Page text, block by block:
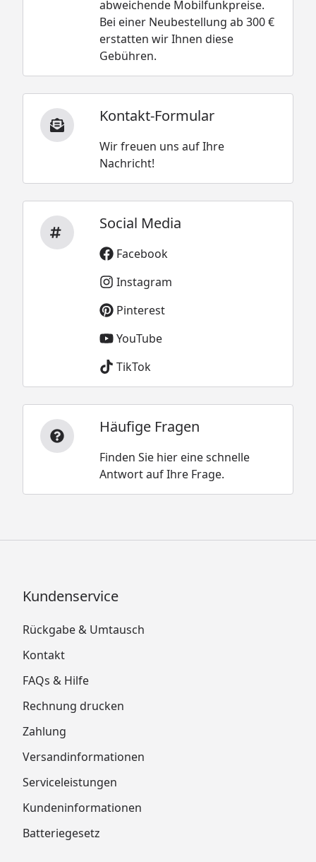
abweichende Mobilfunkpreise.
Bei einer Neubestellung ab 300 €
erstatten wir Ihnen diese
Gebühren.
Kontakt-Formular
Wir freuen uns auf Ihre
Nachricht!
Social Media
Facebook
Instagram
Pinterest
YouTube
TikTok
Häufige Fragen
Finden Sie hier eine schnelle
Antwort auf Ihre Frage.
Kundenservice
Rückgabe & Umtausch
Kontakt
FAQs & Hilfe
Rechnung drucken
Zahlung
Versandinformationen
Serviceleistungen
Kundeninformationen
Batteriegesetz